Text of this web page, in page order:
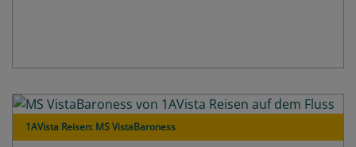
1AVista Reisen: MS VistaBaroness